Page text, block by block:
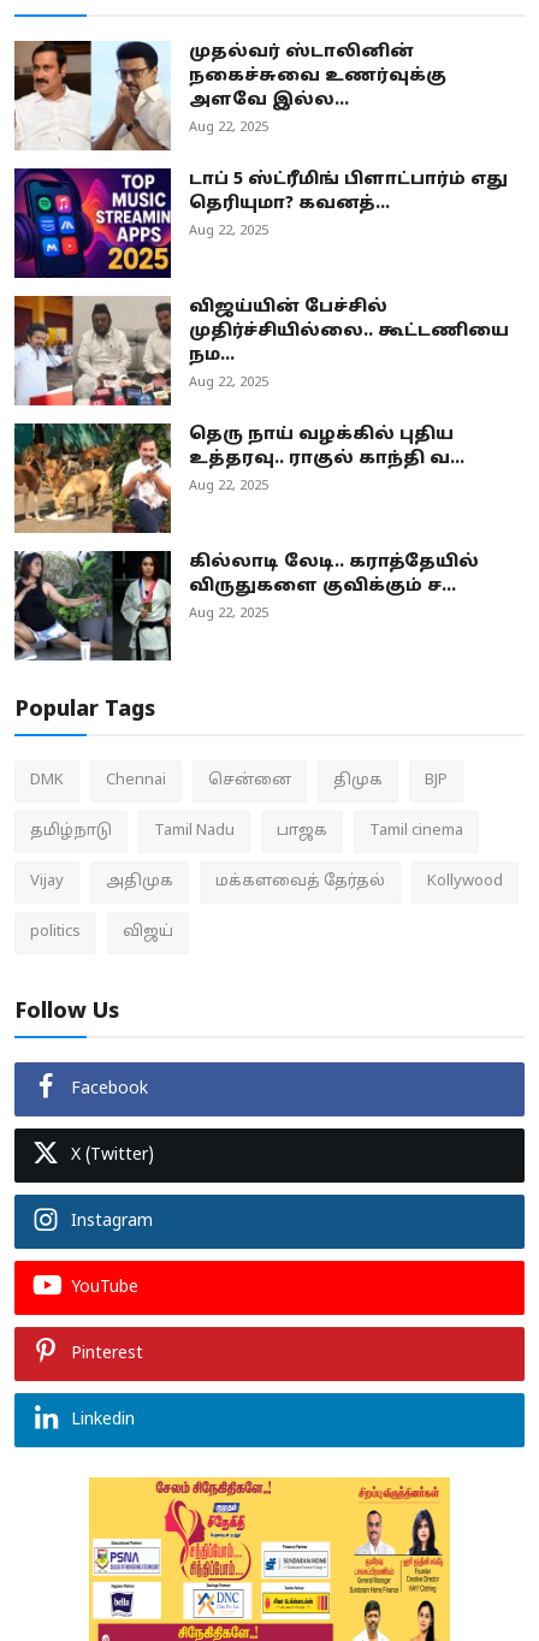
முதல்வர் ஸ்டாலினின்
நகைச்சுவை உணர்வுக்கு
அளவே இல்ல...
Aug 22, 2025
டாப் 5 ஸ்ட்ரீமிங் பிளாட்பார்ம் எது
தெரியுமா? கவனத்...
Aug 22, 2025
விஜய்யின் பேச்சில்
முதிர்ச்சியில்லை.. கூட்டணியை
நம...
Aug 22, 2025
தெரு நாய் வழக்கில் புதிய
உத்தரவு.. ராகுல் காந்தி வ...
Aug 22, 2025
கில்லாடி லேடி.. கராத்தேயில்
விருதுகளை குவிக்கும் ச...
Aug 22, 2025
Popular Tags
DMK Chennai சென்னை திமுக BJP
தமிழ்நாடு Tamil Nadu பாஜக Tamil cinema
Vijay அதிமுக மக்களவைத் தேர்தல் Kollywood
politics விஜய்
Follow Us
Facebook
X (Twitter)
Instagram
YouTube
Pinterest
Linkedin